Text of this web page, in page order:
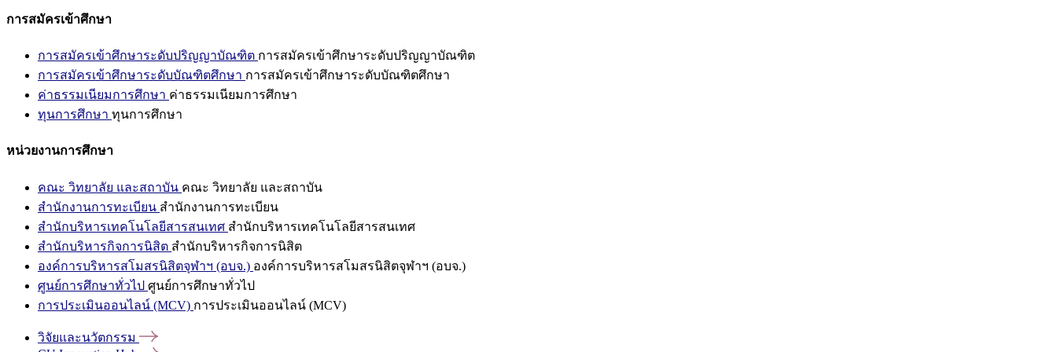
การสมัครเข้าศึกษา
การสมัครเข้าศึกษาระดับปริญญาบัณฑิต การสมัครเข้าศึกษาระดับปริญญาบัณฑิต
การสมัครเข้าศึกษาระดับบัณฑิตศึกษา การสมัครเข้าศึกษาระดับบัณฑิตศึกษา
ค่าธรรมเนียมการศึกษา ค่าธรรมเนียมการศึกษา
ทุนการศึกษา ทุนการศึกษา
หน่วยงานการศึกษา
คณะ วิทยาลัย และสถาบัน คณะ วิทยาลัย และสถาบัน
สำนักงานการทะเบียน สำนักงานการทะเบียน
สำนักบริหารเทคโนโลยีสารสนเทศ สำนักบริหารเทคโนโลยีสารสนเทศ
สำนักบริหารกิจการนิสิต สำนักบริหารกิจการนิสิต
องค์การบริหารสโมสรนิสิตจุฬาฯ (อบจ.) องค์การบริหารสโมสรนิสิตจุฬาฯ (อบจ.)
ศูนย์การศึกษาทั่วไป ศูนย์การศึกษาทั่วไป
การประเมินออนไลน์ (MCV) การประเมินออนไลน์ (MCV)
วิจัยและนวัตกรรม